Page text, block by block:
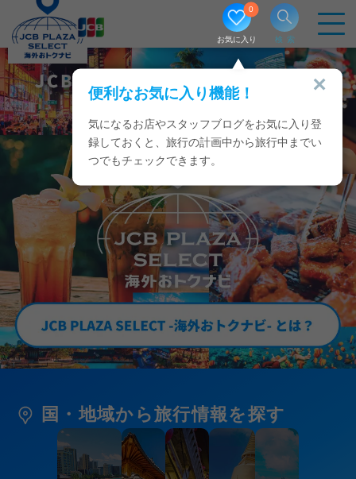
お気に入り
0
便利なお気に入り機能！
気になるお店やスタッフブログをお気に入り登
録しておくと、旅行の計画中から旅行中までい
つでもチェックできます。
検索
JCBで海外旅行をおトクに｜優待
国・地域から旅行情報を探す